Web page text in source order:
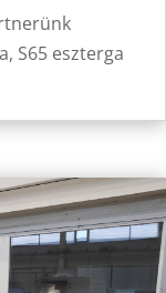
S65 eszterga